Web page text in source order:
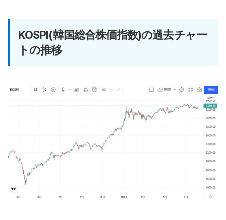
KOSPI(韓国総合株価指数)の過去チャー
トの推移